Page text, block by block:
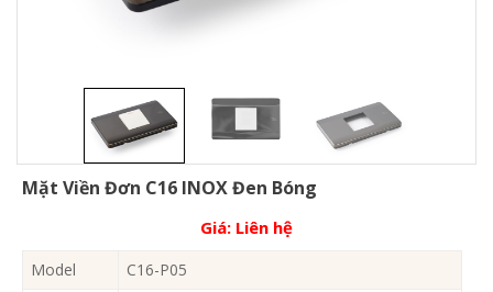
Mặt Viền Đơn C16 INOX Đen Bóng
Giá: Liên hệ
Model C16-P05